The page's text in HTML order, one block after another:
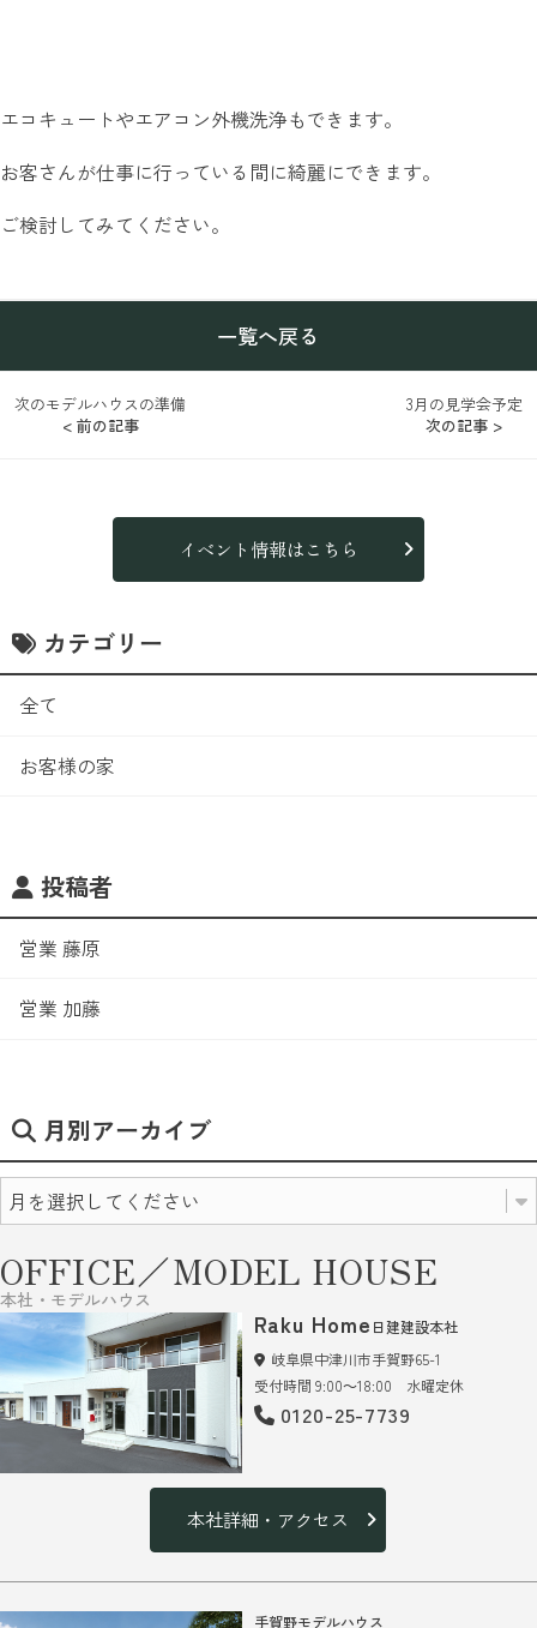
エコキュートやエアコン外機洗浄もできます。
お客さんが仕事に行っている間に綺麗にできます。
ご検討してみてください。
< 前の記事
次のモデルハウスの準備
一覧へ戻る
3月の見学会予定
次の記事 >
イベント情報はこちら
カテゴリー
全て
お客様の家
投稿者
営業 藤原
営業 加藤
月別アーカイブ
OFFICE／MODEL HOUSE
本社・モデルハウス
Raku Home 日建建設本社
岐阜県中津川市手賀野65-1
受付時間 9:00～18:00 水曜定休
0120-25-7739
本社詳細・アクセス
手賀野モデルハウス